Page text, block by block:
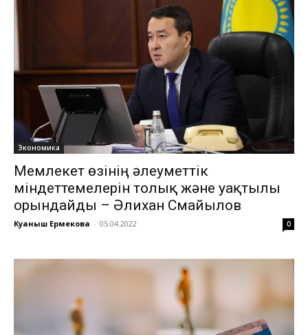
Экономика
Мемлекет өзінің әлеуметтік
міндеттемелерін толық және уақтылы
орындайды – Әлихан Смайылов
Куаныш Ермекова - 05.04.2022 0